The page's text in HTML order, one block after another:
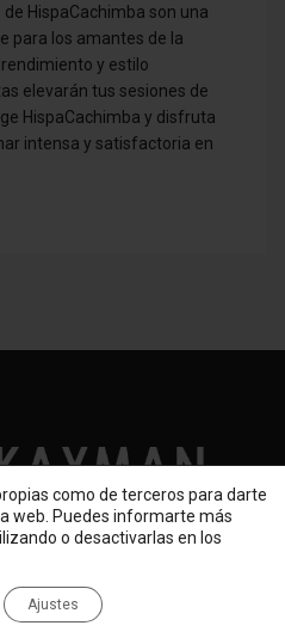
HispaCachimba son una
para los amantes de la
y estilo
elevarán tus sesiones de
HispaCachimba y disfruta
intensa y satisfactoria en
una tienda especializada
hookahs y accesorios de
toda España y Europa.
como de terceros para darte
web. Puedes informarte más
o desactivarlas en los
Ajustes